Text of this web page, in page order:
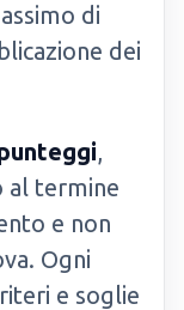
di
dei
,
al termine
e non
Ogni
e soglie